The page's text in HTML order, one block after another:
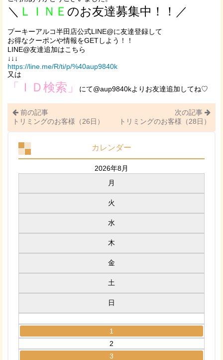
＼ ＬＩＮＥ のお友達募集中！！／
プーキーアルコ半田店公式LINE@に友達登録して
お得なクーポンや情報をGETしよう！！
LINE@友達追加はこちら
↓↓↓
https://line.me/R/ti/p/%40aup9840k
又は
「ＩＤ検索」 にて@aup9840kよりお友達追加してね♡
前の記事
トリミングのお客様（26日）
次の記事
トリミングのお客様（28日）
カレンダー
2026年8月
月
火
水
木
金
土
日
1
2
3